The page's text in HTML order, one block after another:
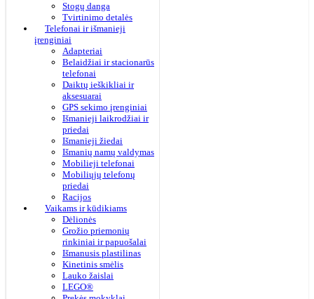
Stogų danga
Tvirtinimo detalės
Telefonai ir išmanieji
įrenginiai
Adapteriai
Belaidžiai ir stacionarūs
telefonai
Daiktų ieškikliai ir
aksesuarai
GPS sekimo įrenginiai
Išmanieji laikrodžiai ir
priedai
Išmanieji žiedai
Išmanių namų valdymas
Mobilieji telefonai
Mobiliųjų telefonų
priedai
Racijos
Vaikams ir kūdikiams
Dėlionės
Grožio priemonių
rinkiniai ir papuošalai
Išmanusis plastilinas
Kinetinis smėlis
Lauko žaislai
LEGO®